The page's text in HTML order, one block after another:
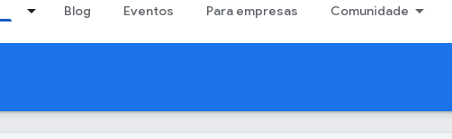
Blog Eventos Para empresas Comunidade